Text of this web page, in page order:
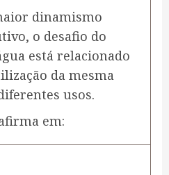
dinamismo
o desafio do
está relacionado
da mesma
usos.
em: